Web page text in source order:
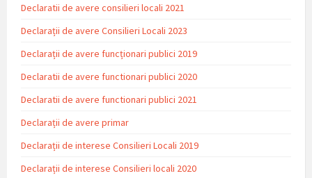
Declaratii de avere consilieri locali 2021
Declarații de avere Consilieri Locali 2023
Declarații de avere funcționari publici 2019
Declaratii de avere functionari publici 2020
Declaratii de avere functionari publici 2021
Declarații de avere primar
Declarații de interese Consilieri Locali 2019
Declarații de interese Consilieri locali 2020